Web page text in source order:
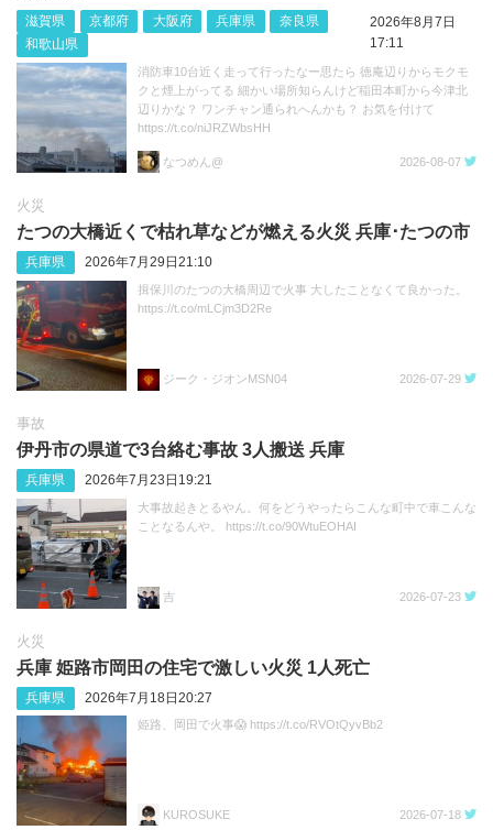
滋賀県 京都府 大阪府 兵庫県
奈良県
和歌山県
2026年8月7日
17:11
消防車10台近く走って行ったなー思たら 徳庵辺りからモクモ
クと煙上がってる 細かい場所知らんけど稲田本町から今津北
辺りかな？ ワンチャン通られへんかも？ お気を付けて
https://t.co/niJRZWbsHH
なつめん@ 2026-08-07
火災
たつの大橋近くで枯れ草などが燃える火災 兵庫･たつの市
兵庫県 2026年7月29日21:10
揖保川のたつの大橋周辺で火事 大したことなくて良かった。
https://t.co/mLCjm3D2Re
ジーク・ジオンMSN04 2026-07-29
事故
伊丹市の県道で3台絡む事故 3人搬送 兵庫
兵庫県 2026年7月23日19:21
大事故起きとるやん。何をどうやったらこんな町中で車こんな
ことなるんや。 https://t.co/90WtuEOHAI
吉 2026-07-23
火災
兵庫 姫路市岡田の住宅で激しい火災 1人死亡
兵庫県 2026年7月18日20:27
姫路、岡田で火事😱 https://t.co/RVOtQyvBb2
KUROSUKE 2026-07-18